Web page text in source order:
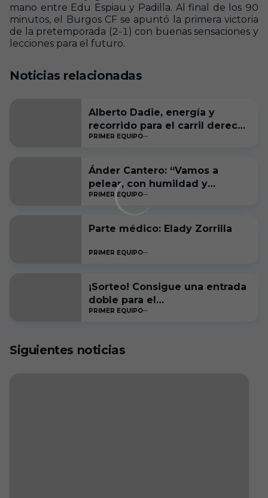
mano entre Edu Espiau y Padilla. Al final de los 90
minutos, el Burgos CF se apuntó la primera victoria
de la pretemporada (2-1) con buenas sensaciones y
lecciones para el futuro.
Noticias relacionadas
Alberto Dadie, energía y
recorrido para el carril derecho
blanquinegro
PRIMER EQUIPO
Ánder Cantero: “Vamos a
pelear, con humildad y
ambición, por estar entre los
seis primeros a final de
temporada”
PRIMER EQUIPO
Parte médico: Elady Zorrilla
PRIMER EQUIPO
¡Sorteo! Consigue una entrada
doble para el
#RacingFerrolBurgosCF
PRIMER EQUIPO
Siguientes noticias